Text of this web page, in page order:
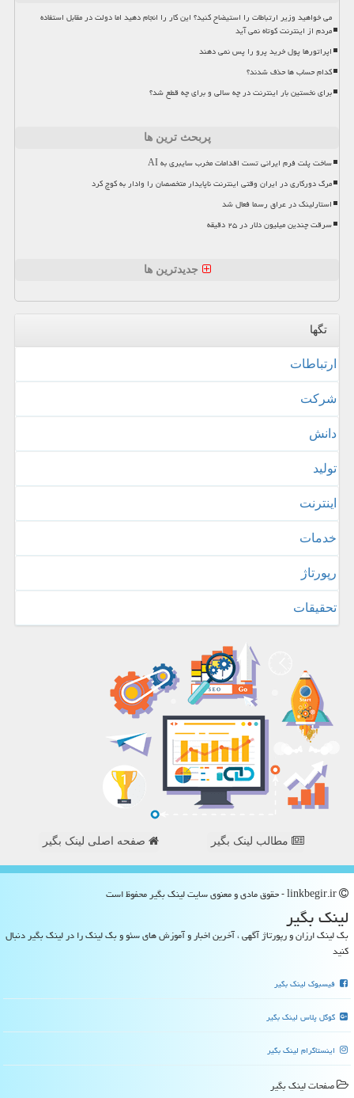
می خواهید وزیر ارتباطات را استیضاح کنید؟ این کار را انجام دهید اما دولت در مقابل استفاده
مردم از اینترنت کوتاه نمی آید
اپراتورها پول خرید پرو را پس نمی دهند
کدام حساب ها حذف شدند؟
برای نخستین بار اینترنت در چه سالی و برای چه قطع شد؟
پربحث ترین ها
ساخت پلت فرم ایرانی تست اقدامات مخرب سایبری به AI
مرگ دورکاری در ایران وقتی اینترنت ناپایدار متخصصان را وادار به کوچ کرد
استارلینک در عراق رسما فعال شد
سرقت چندین میلیون دلار در ۲۵ دقیقه
جدیدترین ها
تگها
ارتباطات
شركت
دانش
تولید
اینترنت
خدمات
رپورتاژ
تحقیقات
مطالب لینک بگیر صفحه اصلی لینک بگیر
لینك بگیر
بک لینک ارزان و رپورتاژ آگهی ، آخرین اخبار و آموزش های سئو و بک لینک را در لینک بگیر دنبال
کنید
فیسبوک لینک بگیر
گوگل پلاس لینک بگیر
اینستاگرام لینک بگیر
صفحات لینك بگیر